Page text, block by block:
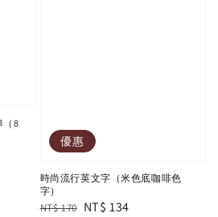
（8
優惠
時尚流行英文字（米色底咖啡色
字）
Regular
NT$ 170 Sale
NT$ 134